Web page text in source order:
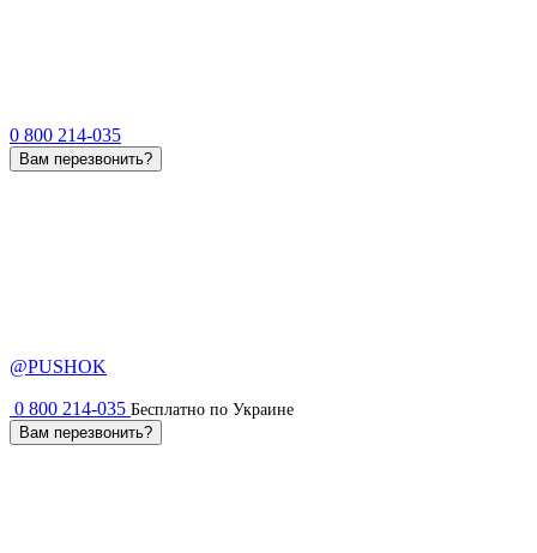
0 800 214-035
Вам перезвонить?
@PUSHOK
0 800 214-035 Бесплатно по Украине
Вам перезвонить?